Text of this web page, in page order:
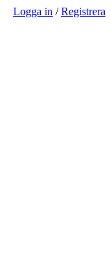
Logga in /Registrera